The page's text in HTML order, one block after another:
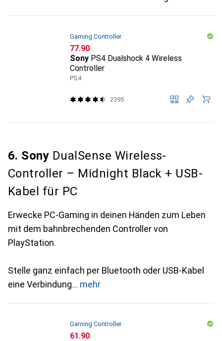
Gaming Controller
CHF
77.90
Sony PS4 Dualshock 4 Wireless
Controller
PS4
2395
6. Sony DualSense Wireless-
Controller – Midnight Black + USB-
Kabel für PC
Erwecke PC-Gaming in deinen Händen zum Leben
mit dem bahnbrechenden Controller von
PlayStation.
Stelle ganz einfach per Bluetooth oder USB-Kabel
eine Verbindung
mehr
Gaming Controller
CHF
61.90